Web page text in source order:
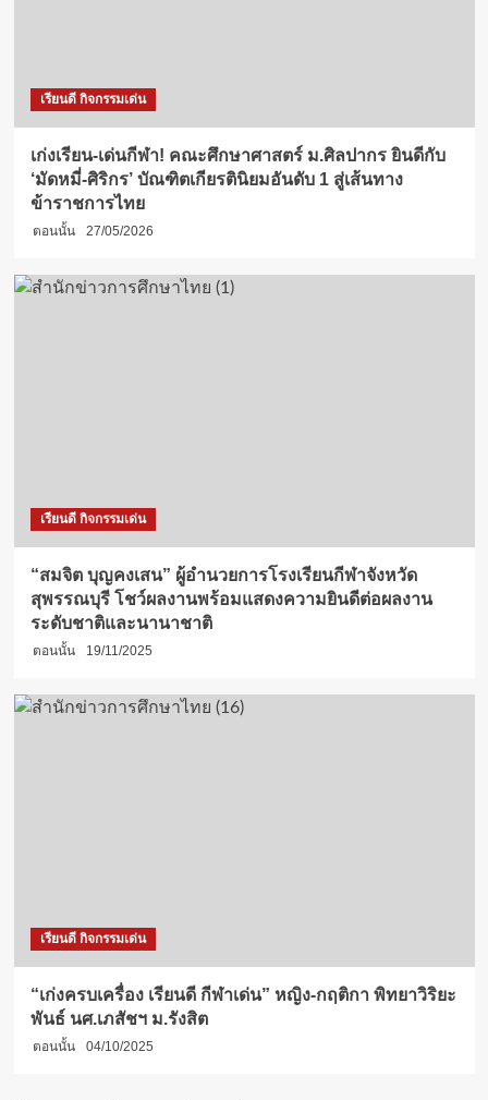
เรียนดี กิจกรรมเด่น
เก่งเรียน-เด่นกีฬา! คณะศึกษาศาสตร์ ม.ศิลปากร ยินดีกับ
‘มัดหมี่-ศิริกร’ บัณฑิตเกียรตินิยมอันดับ 1 สู่เส้นทาง
ข้าราชการไทย
ตอนนั้น 27/05/2026
เรียนดี กิจกรรมเด่น
“สมจิต บุญคงเสน” ผู้อำนวยการโรงเรียนกีฬาจังหวัด
สุพรรณบุรี โชว์ผลงานพร้อมแสดงความยินดีต่อผลงาน
ระดับชาติและนานาชาติ
ตอนนั้น 19/11/2025
เรียนดี กิจกรรมเด่น
“เก่งครบเครื่อง เรียนดี กีฬาเด่น” หญิง-กฤติกา พิทยาวิริยะ
พันธ์ นศ.เภสัชฯ ม.รังสิต
ตอนนั้น 04/10/2025